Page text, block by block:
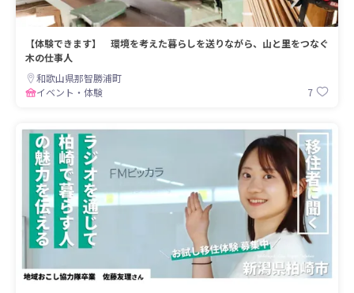
【体験できます】 環境を考えた暮らしを送りながら、山と里をつなぐ
木の仕事人
和歌山県那智勝浦町
イベント・体験
7